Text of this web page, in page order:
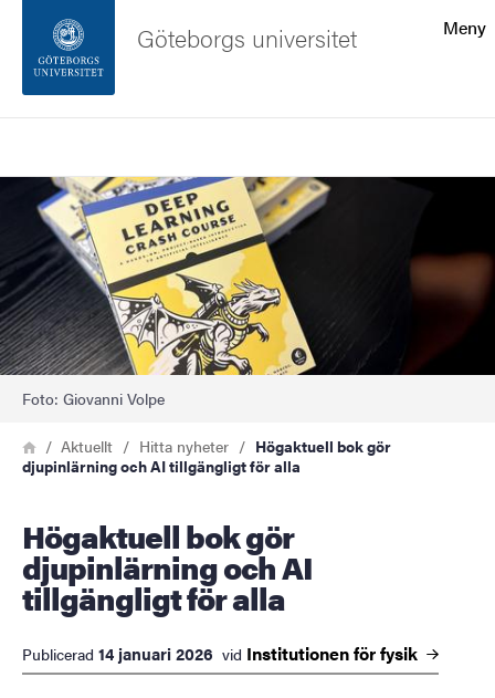
Sidfoten
Om webbplatsen
Meny
Göteborgs universitet
Bild
Foto: Giovanni Volpe
Länkstig
HemAktuellt Hitta nyheter
Högaktuell bok gör
djupinlärning och AI tillgängligt för alla
Högaktuell bok gör
djupinlärning och AI
tillgängligt för alla
Publicerad 14 januari 2026 vid Institutionen förfysik